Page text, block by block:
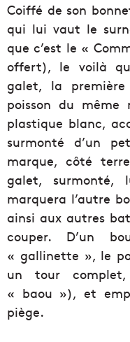
Coiffé de son
qui lui vaut le
que c’est le «
offert), le voilà
galet, la
poisson du
plastique blanc,
surmonté d’un
marque, côté
galet, surmonté,
marquera l’autre
ainsi aux autres
couper. D’un
« gallinette », le
un tour
« baou »), et
piège.